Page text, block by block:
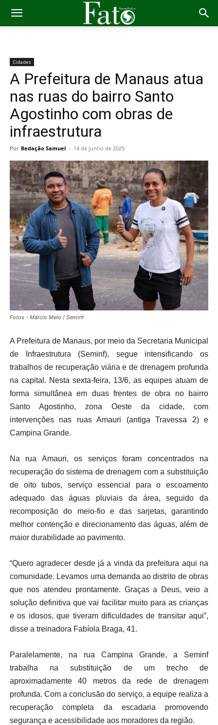
Cidades
A Prefeitura de Manaus atua
nas ruas do bairro Santo
Agostinho com obras de
infraestrutura
Por Redação Samuel - 14 de junho de 2025
Fotos - Márcio Melo / Seminf
A Prefeitura de Manaus, por meio da Secretaria Municipal
de Infraestrutura (Seminf), segue intensificando os
trabalhos de recuperação viária e de drenagem profunda
na capital. Nesta sexta-feira, 13/6, as equipes atuam de
forma simultânea em duas frentes de obra no bairro
Santo Agostinho, zona Oeste da cidade, com
intervenções nas ruas Amauri (antiga Travessa 2) e
Campina Grande.
Na rua Amauri, os serviços foram concentrados na
recuperação do sistema de drenagem com a substituição
de oito tubos, serviço essencial para o escoamento
adequado das águas pluviais da área, seguido da
recomposição do meio-fio e das sarjetas, garantindo
melhor contenção e direcionamento das águas, além de
maior durabilidade ao pavimento.
“Quero agradecer desde já a vinda da prefeitura aqui na
comunidade. Levamos uma demanda ao distrito de obras
que nos atendeu prontamente. Graças a Deus, veio a
solução definitiva que vai facilitar muito para as crianças
e os idosos, que tiveram dificuldades de transitar aqui”,
disse a treinadora Fabíola Braga, 41.
Paralelamente, na rua Campina Grande, a Seminf
trabalha na substituição de um trecho de
aproximadamente 40 metros da rede de drenagem
profunda. Com a conclusão do serviço, a equipe realiza a
recuperação completa da escadaria promovendo
segurança e acessibilidade aos moradores da região.